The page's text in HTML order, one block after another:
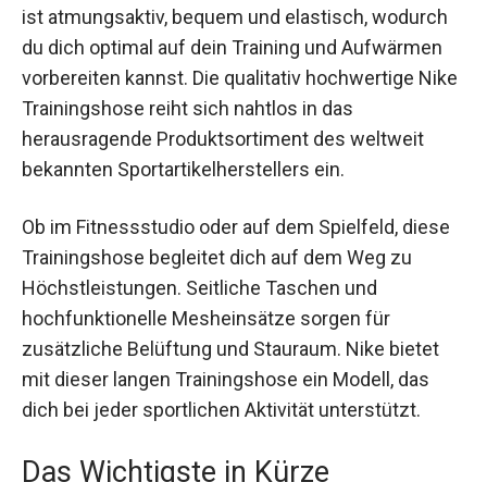
Hose ist atmungsaktiv, bequem und elastisch,
wodurch du dich optimal auf dein Training und
Aufwärmen vorbereiten kannst. Die qualitativ
hochwertige Nike Trainingshose reiht sich
nahtlos in das herausragende Produktsortiment
des weltweit bekannten Sportartikelherstellers
Ob im Fitnessstudio oder auf dem Spielfeld,
diese Trainingshose begleitet dich auf dem Weg
zu Höchstleistungen. Seitliche Taschen und
hochfunktionelle Mesheinsätze sorgen für
zusätzliche Belüftung und Stauraum. Nike bietet
mit dieser langen Trainingshose ein Modell, das